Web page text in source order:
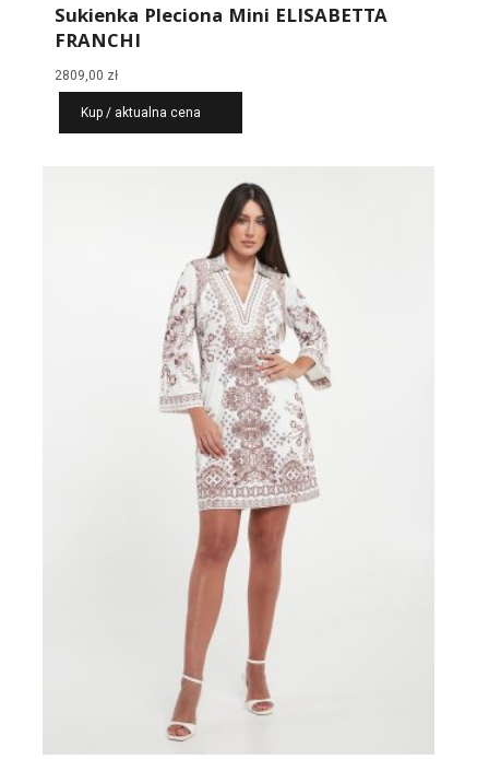
Sukienka Pleciona Mini ELISABETTA
FRANCHI
2809,00 zł
Kup / aktualna cena